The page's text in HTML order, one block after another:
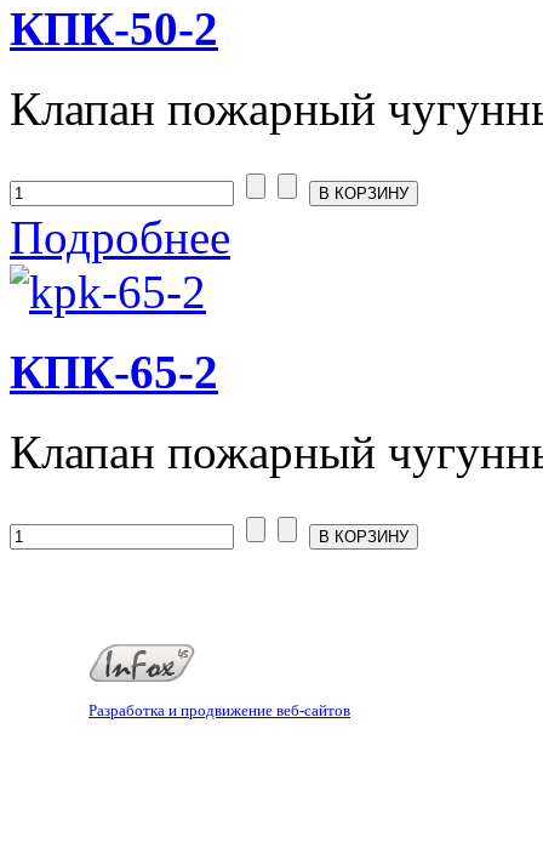
КПК-50-2
Клапан пожарный
Подробнее
КПК-65-2
Клапан пожарный
Разработка и продвижение веб-сайтов